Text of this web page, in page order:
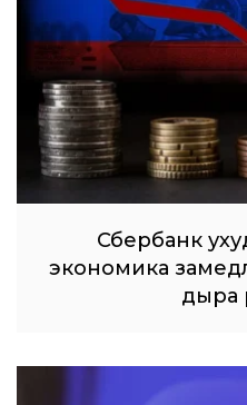
Сбербанк
экономика
дыра